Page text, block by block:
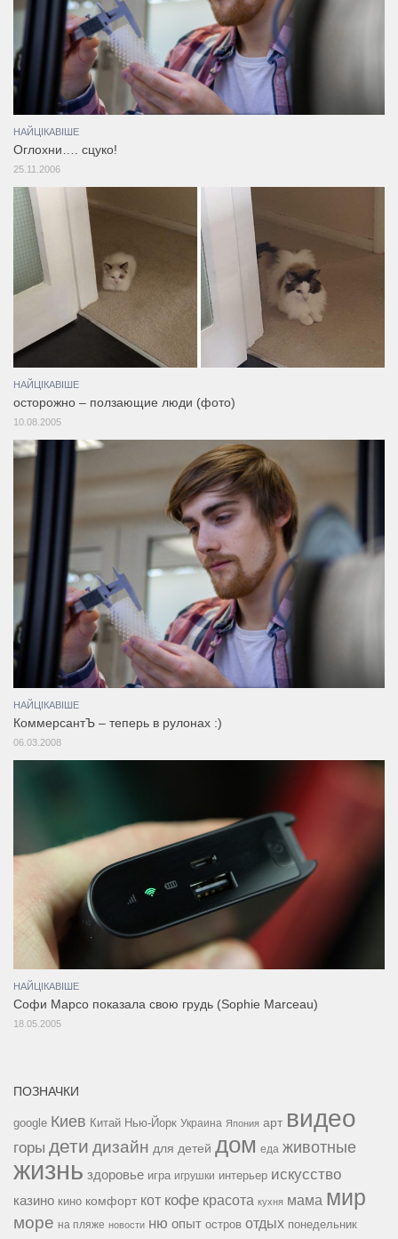
НАЙЦІКАВІШЕ
Оглохни…. сцуко!
25.11.2006
НАЙЦІКАВІШЕ
осторожно – ползающие люди (фото)
10.08.2005
НАЙЦІКАВІШЕ
КоммерсантЪ – теперь в рулонах :)
06.03.2008
НАЙЦІКАВІШЕ
Софи Марсо показала свою грудь (Sophie Marceau)
18.05.2005
ПОЗНАЧКИ
google Киев Китай Нью-Йорк Украина Япония арт видео
горы дети дизайн для детей дом еда животные
жизнь здоровье игра игрушки интерьер искусство
казино кино комфорт кот кофе красота кухня мама мир
море на пляже новости ню опыт остров отдых понедельник